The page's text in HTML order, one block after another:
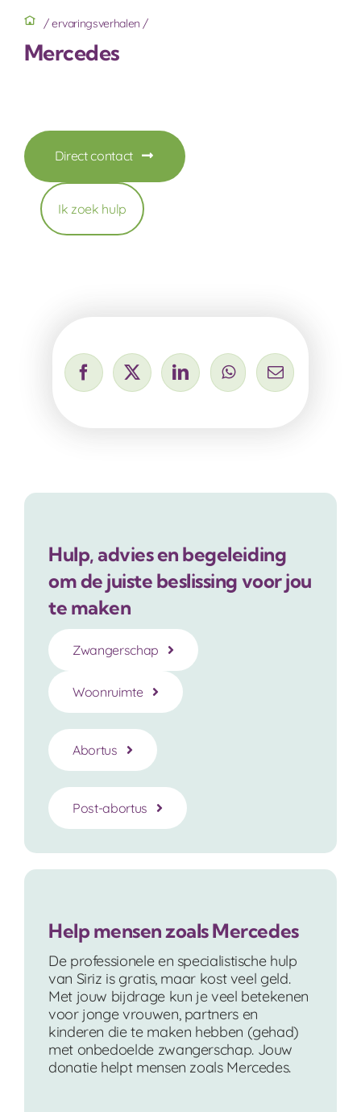
/ervaringsverhalen /
Mercedes
Direct contact
Ik zoek hulp
Hulp, advies en begeleiding
om de juiste beslissing voor jou
te maken
Zwangerschap
Woonruimte
Abortus
Post-abortus
Help mensen zoals Mercedes
De professionele en specialistische hulp
van Siriz is gratis, maar kost veel geld.
Met jouw bijdrage kun je veel betekenen
voor jonge vrouwen, partners en
kinderen die te maken hebben (gehad)
met onbedoelde zwangerschap. Jouw
donatie helpt mensen zoals Mercedes.